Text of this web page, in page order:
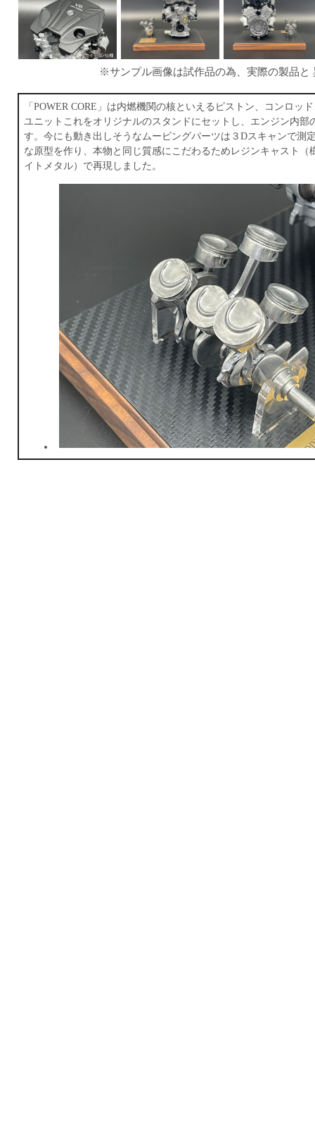
※サンプル画像は試作品の為、実際の製品と
「POWER CORE」は内燃機関の核といえるピストン、コンロッ
ユニットこれをオリジナルのスタンドにセットし、エンジン内部
す。今にも動き出しそうなムービングパーツは３Dスキャンで測
な原型を作り、本物と同じ質感にこだわるためレジンキャスト（
イトメタル）で再現しました。